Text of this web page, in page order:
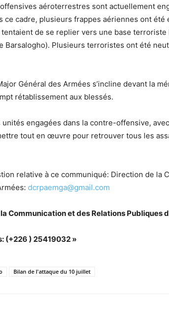
aéroterrestres sont actuellement
ce cadre, plusieurs frappes aériennes ont
tentaient de se replier vers une base
Barsalogho). Plusieurs terroristes ont été
Général des Armées s’incline devant la
rétablissement aux blessés.
unités engagées dans la contre-offensive,
tout en œuvre pour retrouver tous les
relative à ce communiqué: Direction de la
dcrpaemga@gmail.com
Communication et des Relations Publiques
(+226 ) 25419032 »
Bilan de l'attaque du 10 juillet